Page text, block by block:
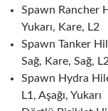
Spawn Rancher
Yukarı, Kare, L2
Spawn Tanker
Sağ, Kare, Sağ,
Spawn Hydra
L1, Aşağı, Yukarı